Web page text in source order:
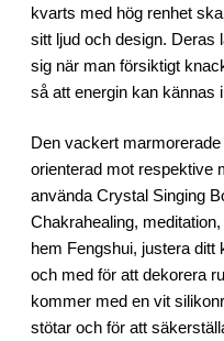
kvarts med hög renhet
sitt ljud och design. Deras
sig när man försiktigt
så att energin kan kännas
Den vackert
orienterad mot respektive
använda Crystal Singing
Chakrahealing,
hem Fengshui, justera ditt
och med för att dekorera
kommer med en vit
stötar och för att